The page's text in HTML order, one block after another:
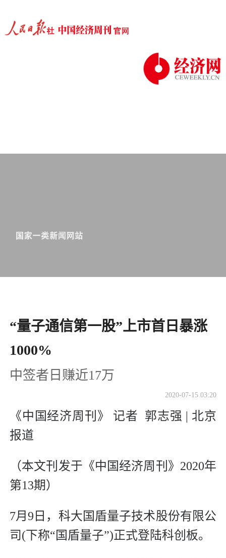
“量子通信第一股”上市首日暴涨
1000%
中签者日赚近17万
2020-07-15 03:20
《中国经济周刊》 记者 郭志强 | 北京
报道
（本文刊发于《中国经济周刊》2020年
第13期）
7月9日，科大国盾量子技术股份有限公
司(下称“国盾量子”)正式登陆科创板。